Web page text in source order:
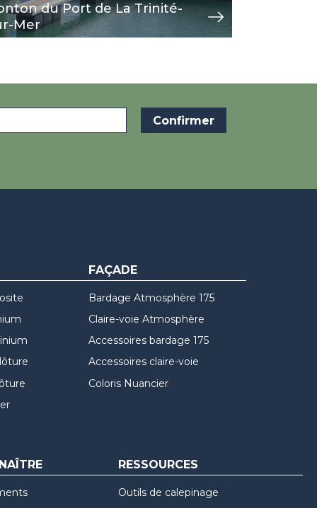
du Port de La Trinité-
Mer
FAÇADE
Bardage Atmosphère 175
Claire-voie Atmosphère
Accessoires bardage 175
Accessoires claire-voie
Coloris Nuancier
RESSOURCES
Outils de calepinage